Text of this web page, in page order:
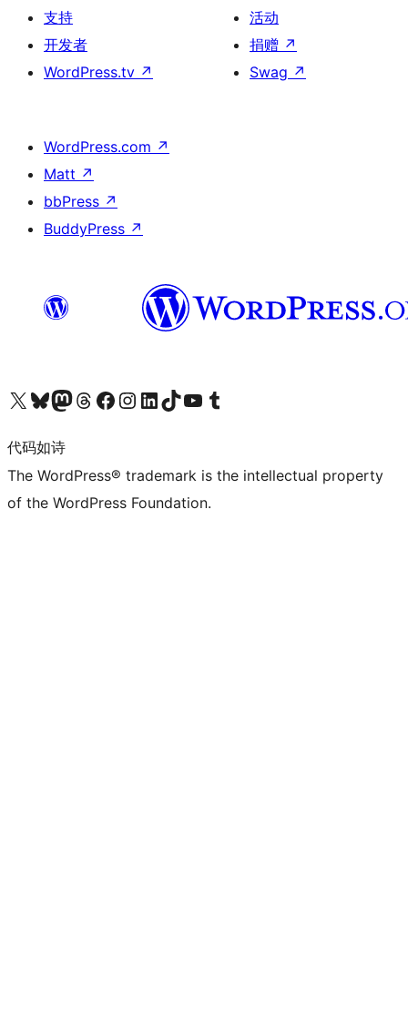
支持
开发者
WordPress.tv ↗
活动
捐赠 ↗
Swag ↗
WordPress.com ↗
Matt ↗
bbPress ↗
BuddyPress ↗
关注我们的 X（原 Twitter）账号访问我们的 Bluesky 账号关注我们的 Mastodon 账号访问我们的 Threads 账号 访问我们的 Facebook 公共主页关注我们的 Instagram 账号 关注我们的 LinkedIn 主页访问我们的 TikTok 账号访问我们的 YouTube 频道 访问我们的 Tumblr 账号
代码如诗
The WordPress® trademark is the intellectual property
of the WordPress Foundation.